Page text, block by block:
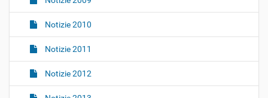
Notizie 2010
Notizie 2011
Notizie 2012